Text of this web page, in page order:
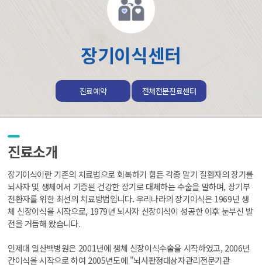
장기이식센터
진료예약 전체전문진료센터
진료소개
장기이식이란 기존의 치료법으로 회복하기 힘든 각종 말기 질환자의 장기를
뇌사자 및 생체에서 기증된 건강한 장기로 대체하는 수술을 말하며, 장기부
전환자를 위한 최선의 치료방법입니다. 우리나라의 장기이식은 1969년 생
체 신장이식을 시작으로, 1979년 뇌사자 신장이식이 성공한 이후 눈부신 발
전을 거듭해 왔습니다.
인제대 일산백병원은 2001년에 생체 신장이식수술을 시작하였고, 2006년
간이식을 시작으로 하여 2005년도에 "뇌사판정대상자관리전문기관